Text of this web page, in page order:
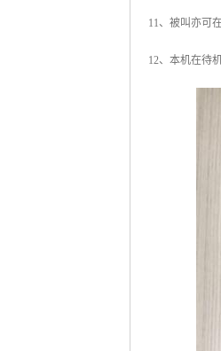
11、被叫亦可
12、本机在待